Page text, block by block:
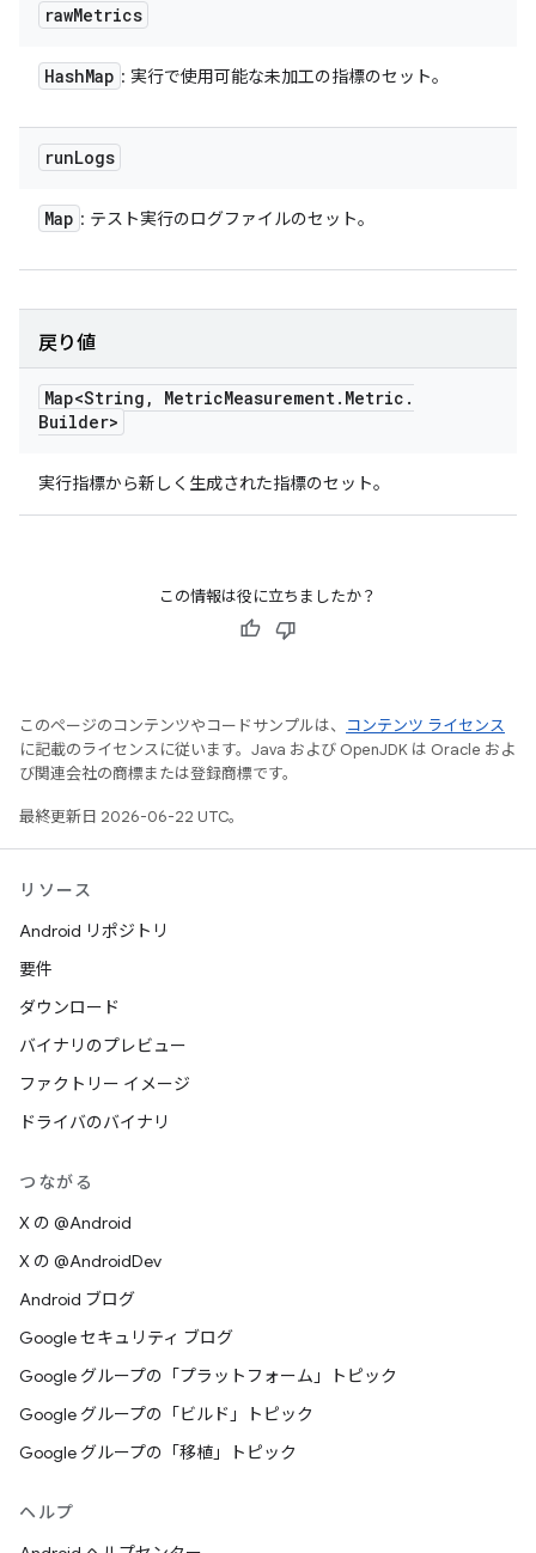
rawMetrics
HashMap : 実行で使用可能な未加工の指標のセット。
runLogs
Map : テスト実行のログファイルのセット。
戻り値
Map<String , MetricMeasurement. Metric .
Builder>
実行指標から新しく生成された指標のセット。
この情報は役に立ちましたか？
このページのコンテンツやコードサンプルは、
コンテンツ ライセンス
に記載のライセンスに従います。Java および OpenJDK は Oracle およ
び関連会社の商標または登録商標です。
最終更新日 2026-06-22 UTC。
リソース
Android リポジトリ
要件
ダウンロード
バイナリのプレビュー
ファクトリー イメージ
ドライバのバイナリ
つながる
X の @Android
X の @AndroidDev
Android ブログ
Google セキュリティ ブログ
Google グループの「プラットフォーム」トピック
Google グループの「ビルド」トピック
Google グループの「移植」トピック
ヘルプ